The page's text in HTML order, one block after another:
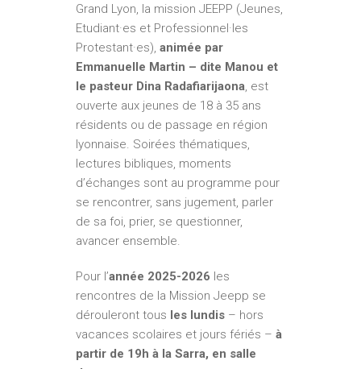
Grand Lyon, la mission JEEPP (Jeunes,
Etudiant·es et Professionnel·les
Protestant·es), animée par
Emmanuelle Martin – dite Manou et
le pasteur Dina Radafiarijaona, est
ouverte aux jeunes de 18 à 35 ans
résidents ou de passage en région
lyonnaise. Soirées thématiques,
lectures bibliques, moments
d’échanges sont au programme pour
se rencontrer, sans jugement, parler
de sa foi, prier, se questionner,
avancer ensemble.
Pour l’année 2025-2026 les
rencontres de la Mission Jeepp se
dérouleront tous les lundis – hors
vacances scolaires et jours fériés – à
partir de 19h à la Sarra, en salle